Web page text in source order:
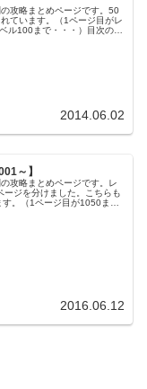
攻略まとめページです。50
ています。（1ページ目がレ
ル100まで・・・）目次のリ
2014.06.02
～】
攻略まとめページです。レ
ジを分けました。こちらも
。（1ページ目が1050ま
2016.06.12